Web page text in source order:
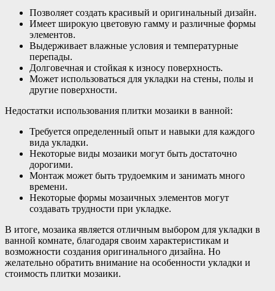
Позволяет создать красивый и оригинальный дизайн.
Имеет широкую цветовую гамму и различные формы
элементов.
Выдерживает влажные условия и температурные
перепады.
Долговечная и стойкая к износу поверхность.
Может использоваться для укладки на стены, полы и
другие поверхности.
Недостатки использования плитки мозаики в ванной:
Требуется определенный опыт и навыки для каждого
вида укладки.
Некоторые виды мозаики могут быть достаточно
дорогими.
Монтаж может быть трудоемким и занимать много
времени.
Некоторые формы мозаичных элементов могут
создавать трудности при укладке.
В итоге, мозаика является отличным выбором для укладки в
ванной комнате, благодаря своим характеристикам и
возможности создания оригинального дизайна. Но
желательно обратить внимание на особенности укладки и
стоимость плитки мозаики.